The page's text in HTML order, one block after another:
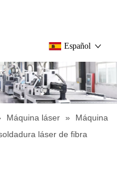
Español
Máquina láser »
Máquina
láser de fibra